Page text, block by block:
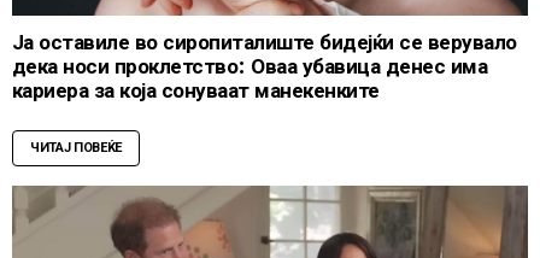
Ја оставиле во сиропиталиште бидејќи се верувало
дека носи проклетство: Оваа убавица денес има
кариера за која сонуваат манекенките
ЧИТАЈ ПОВЕЌЕ